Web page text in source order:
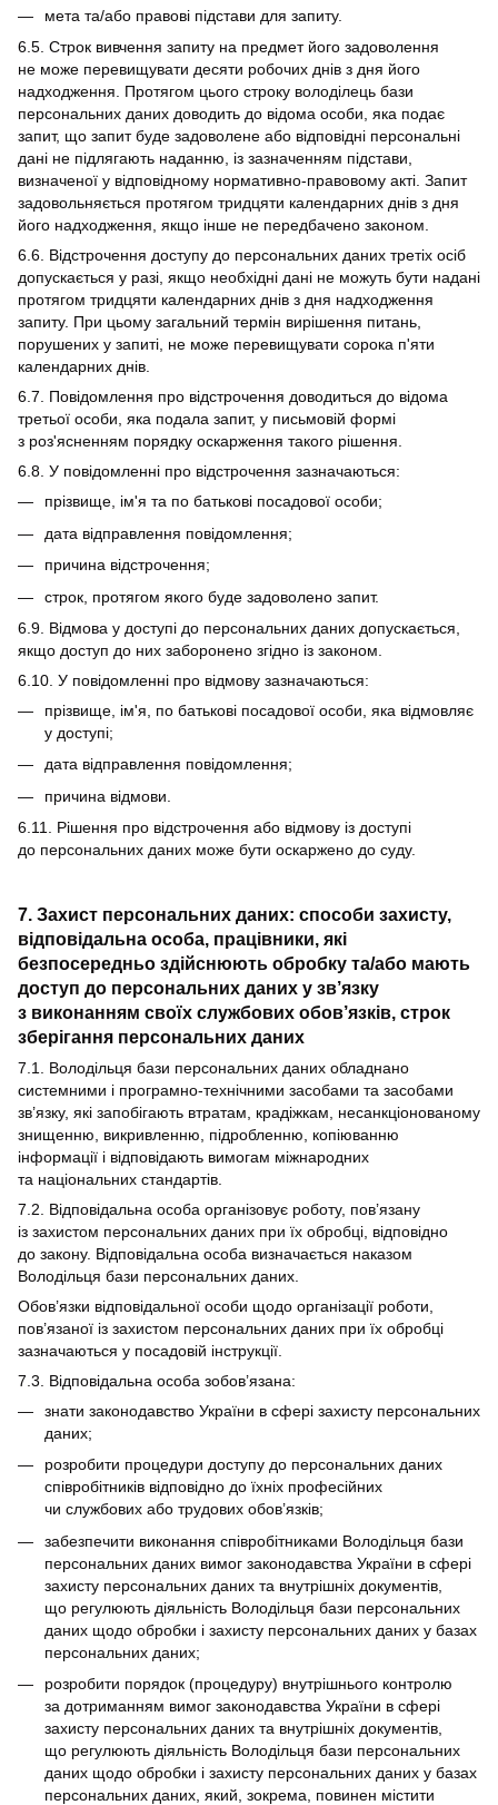
мета та/або правові підстави для запиту.
6.5. Строк вивчення запиту на предмет його задоволення
не може перевищувати десяти робочих днів з дня його
надходження. Протягом цього строку володілець бази
персональних даних доводить до відома особи, яка подає
запит, що запит буде задоволене або відповідні персональні
дані не підлягають наданню, із зазначенням підстави,
визначеної у відповідному нормативно-правовому акті. Запит
задовольняється протягом тридцяти календарних днів з дня
його надходження, якщо інше не передбачено законом.
6.6. Відстрочення доступу до персональних даних третіх осіб
допускається у разі, якщо необхідні дані не можуть бути надані
протягом тридцяти календарних днів з дня надходження
запиту. При цьому загальний термін вирішення питань,
порушених у запиті, не може перевищувати сорока п'яти
календарних днів.
6.7. Повідомлення про відстрочення доводиться до відома
третьої особи, яка подала запит, у письмовій формі
з роз'ясненням порядку оскарження такого рішення.
6.8. У повідомленні про відстрочення зазначаються:
прізвище, ім'я та по батькові посадової особи;
дата відправлення повідомлення;
причина відстрочення;
строк, протягом якого буде задоволено запит.
6.9. Відмова у доступі до персональних даних допускається,
якщо доступ до них заборонено згідно із законом.
6.10. У повідомленні про відмову зазначаються:
прізвище, ім'я, по батькові посадової особи, яка відмовляє
у доступі;
дата відправлення повідомлення;
причина відмови.
6.11. Рішення про відстрочення або відмову із доступі
до персональних даних може бути оскаржено до суду.
7. Захист персональних даних: способи захисту,
відповідальна особа, працівники, які
безпосередньо здійснюють обробку та/або мають
доступ до персональних даних у зв’язку
з виконанням своїх службових обов’язків, строк
зберігання персональних даних
7.1. Володільця бази персональних даних обладнано
системними і програмно-технічними засобами та засобами
зв’язку, які запобігають втратам, крадіжкам, несанкціонованому
знищенню, викривленню, підробленню, копіюванню
інформації і відповідають вимогам міжнародних
та національних стандартів.
7.2. Відповідальна особа організовує роботу, пов’язану
із захистом персональних даних при їх обробці, відповідно
до закону. Відповідальна особа визначається наказом
Володільця бази персональних даних.
Обов’язки відповідальної особи щодо організації роботи,
пов’язаної із захистом персональних даних при їх обробці
зазначаються у посадовій інструкції.
7.3. Відповідальна особа зобов’язана:
знати законодавство України в сфері захисту персональних
даних;
розробити процедури доступу до персональних даних
співробітників відповідно до їхніх професійних
чи службових або трудових обов’язків;
забезпечити виконання співробітниками Володільця бази
персональних даних вимог законодавства України в сфері
захисту персональних даних та внутрішніх документів,
що регулюють діяльність Володільця бази персональних
даних щодо обробки і захисту персональних даних у базах
персональних даних;
розробити порядок (процедуру) внутрішнього контролю
за дотриманням вимог законодавства України в сфері
захисту персональних даних та внутрішніх документів,
що регулюють діяльність Володільця бази персональних
даних щодо обробки і захисту персональних даних у базах
персональних даних, який, зокрема, повинен містити